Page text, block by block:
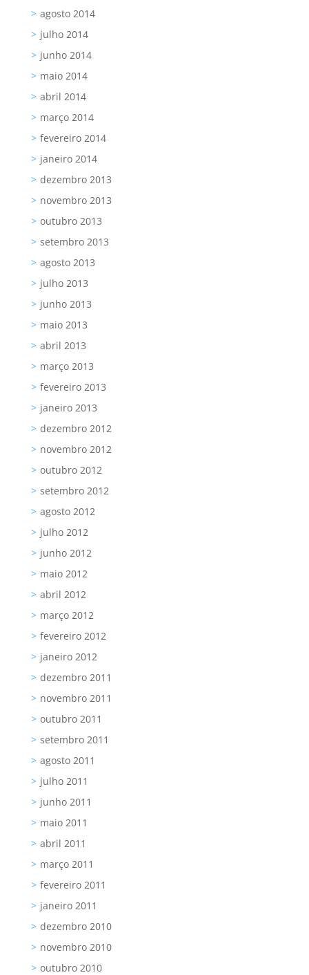
agosto 2014
julho 2014
junho 2014
maio 2014
abril 2014
março 2014
fevereiro 2014
janeiro 2014
dezembro 2013
novembro 2013
outubro 2013
setembro 2013
agosto 2013
julho 2013
junho 2013
maio 2013
abril 2013
março 2013
fevereiro 2013
janeiro 2013
dezembro 2012
novembro 2012
outubro 2012
setembro 2012
agosto 2012
julho 2012
junho 2012
maio 2012
abril 2012
março 2012
fevereiro 2012
janeiro 2012
dezembro 2011
novembro 2011
outubro 2011
setembro 2011
agosto 2011
julho 2011
junho 2011
maio 2011
abril 2011
março 2011
fevereiro 2011
janeiro 2011
dezembro 2010
novembro 2010
outubro 2010